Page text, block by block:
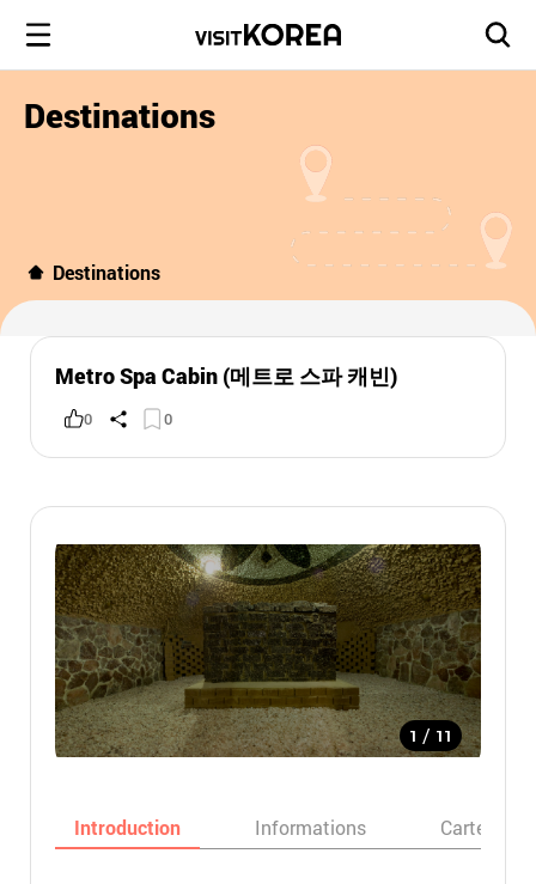
Destinations
Destinations
Metro Spa Cabin (메트로 스파 캐빈)
0 0
1 / 11
Introduction Informations Carte